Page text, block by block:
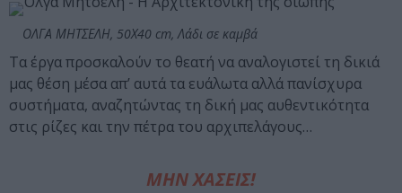
ΟΛΓΑ ΜΗΤΣΕΛΗ, 50Χ40 cm, Λάδι σε καμβά
Τα έργα προσκαλούν το θεατή να αναλογιστεί τη δικιά
μας θέση μέσα απ’ αυτά τα ευάλωτα αλλά πανίσχυρα
συστήματα, αναζητώντας τη δική μας αυθεντικότητα
στις ρίζες και την πέτρα του αρχιπελάγους…
ΜΗΝ ΧΑΣΕΙΣ!